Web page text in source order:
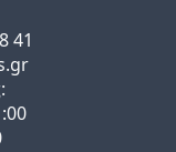
41